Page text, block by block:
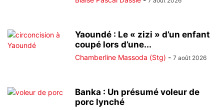
Yaoundé : Le « zizi » d’un enfant
coupé lors d’une...
Chamberline Massoda (Stg) - 7 août 2026
Banka : Un présumé voleur de
porc lynché